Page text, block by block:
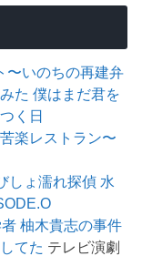
〜いのちの再建弁
た 僕はまだ君を
く日
楽レストラン〜
しょ濡れ探偵 水
柚木貴志の事件
てた テレビ演劇